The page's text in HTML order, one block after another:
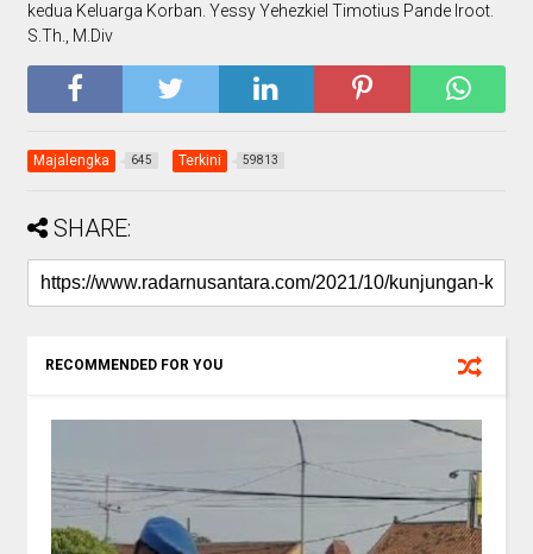
kedua Keluarga Korban. Yessy Yehezkiel Timotius Pande Iroot.
S.Th., M.Div
Majalengka 645 Terkini 59813
SHARE:
RECOMMENDED FOR YOU